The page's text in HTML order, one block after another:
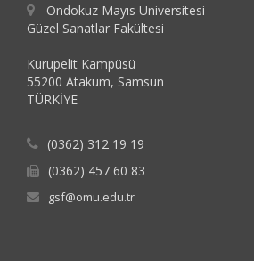
Ondokuz Mayıs Üniversitesi
Güzel Sanatlar Fakültesi
Kurupelit Kampüsü
55200 Atakum, Samsun
TÜRKİYE
(0362) 312 19 19
(0362) 457 60 83
gsf@omu.edu.tr